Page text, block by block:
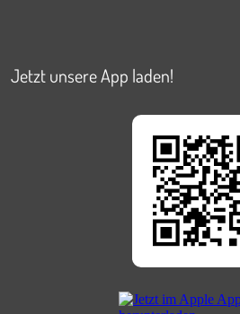
Jetzt unsere App laden!